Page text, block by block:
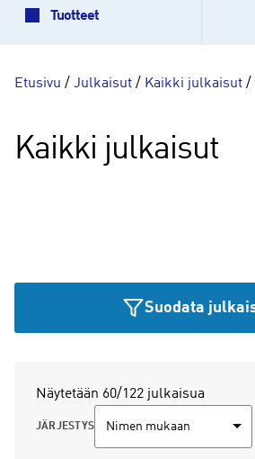
Tuotteet
Etusivu / Julkaisut / Kaikki julkaisut /
Kaikki julkaisut
Suodata
Näytetään 60/122 julkaisua
JÄRJESTYS